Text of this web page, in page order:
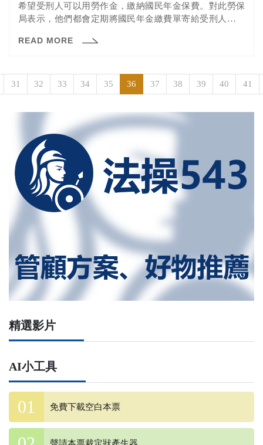
希望受刑人可以用勞作金，繳納國民年金保費。對此勞保
局表示，他們都會定期將國民年金繳費單寄給受刑人，受
可否用勞作金，須由法務部決定。
READ MORE
31 32 33 34 35 36 37 38 39 40 41
精選影片
AI小工具
免費下載空白本票
聲請本票裁定狀產生器